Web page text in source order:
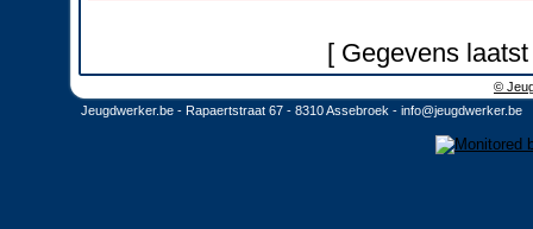
[ Gegevens
©
Jeugdwerker.be - Rapaertstraat 67 - 8310 Assebroek - info@jeugdwerker.be